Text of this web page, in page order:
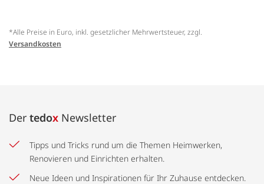
*Alle Preise in Euro, inkl. gesetzlicher Mehrwertsteuer, zzgl.
Versandkosten
Der tedox Newsletter
Tipps und Tricks rund um die Themen Heimwerken,
Renovieren und Einrichten erhalten.
Neue Ideen und Inspirationen für Ihr Zuhause entdecken.